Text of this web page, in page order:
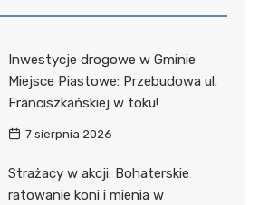
Inwestycje drogowe w Gminie
Miejsce Piastowe: Przebudowa ul.
Franciszkańskiej w toku!
7 sierpnia 2026
Strażacy w akcji: Bohaterskie
ratowanie koni i mienia w